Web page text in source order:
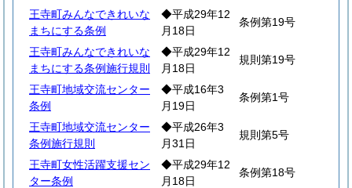
王寺町みんなできれいな
まちにする条例
◆平成29年12
月18日
条例第19号
王寺町みんなできれいな
まちにする条例施行規則
◆平成29年12
月18日
規則第19号
王寺町地域交流センター
条例
◆平成16年3
月19日
条例第1号
王寺町地域交流センター
条例施行規則
◆平成26年3
月31日
規則第5号
王寺町女性活躍支援セン
ター条例
◆平成29年12
月18日
条例第18号